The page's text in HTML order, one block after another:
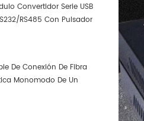
Convertidor Serie USB
RS485 Con Pulsador
De Conexión De Fibra
Monomodo De Un